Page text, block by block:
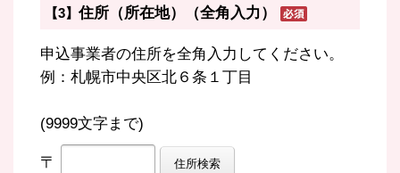
【3】住所（所在地）（全角入力）
申込事業者の住所を全角入力してください。
例：札幌市中央区北６条１丁目
(9999文字まで)
〒